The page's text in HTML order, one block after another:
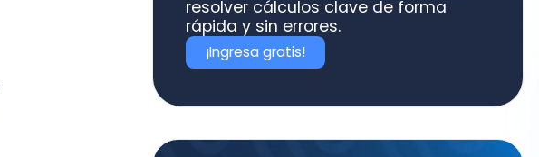
Cotiza los software
Nubox ideal para tu
PYME o estudio contable
Factura y Admnistración,
Control de Asistencia.